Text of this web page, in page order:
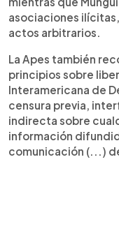
asociaciones
actos arbitrarios.
La Apes también
principios sobre
Interamericana de
censura previa,
indirecta sobre
información
comunicación (...)